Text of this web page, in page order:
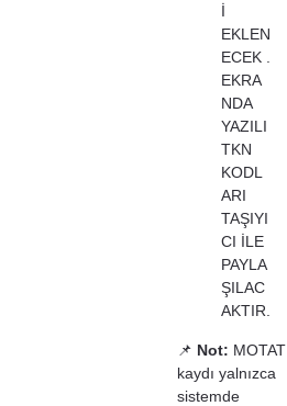
İ
EKLEN
ECEK .
EKRA
NDA
YAZILI
TKN
KODL
ARI
TAŞIYI
CI İLE
PAYLA
ŞILAC
AKTIR.
📌 Not: MOTAT
kaydı yalnızca
sistemde